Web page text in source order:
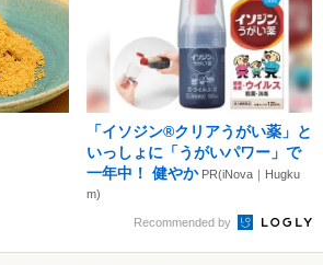
「イソジン®クリアうがい薬」と
いっしょに「うがいパワー」で
一年中！ 健やか PR(iNova｜Hugku
m)
Recommended by